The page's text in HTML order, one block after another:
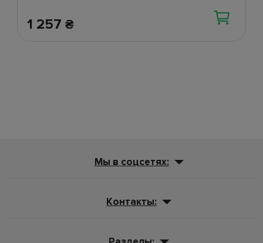
1 257 ₴
Мы в соцсетях:
Контакты: